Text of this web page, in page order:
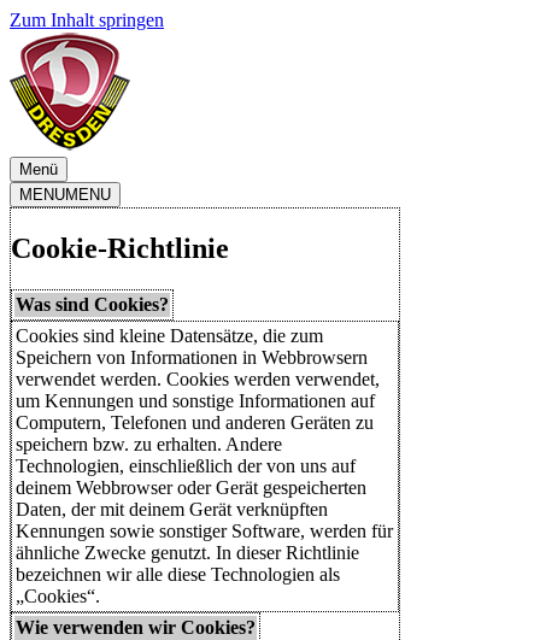
Zum Inhalt springen
Menü
MENUMENU
Cookie-Richtlinie
Was sind Cookies?
Cookies sind kleine Datensätze, die zum
Speichern von Informationen in Webbrowsern
verwendet werden. Cookies werden verwendet,
um Kennungen und sonstige Informationen auf
Computern, Telefonen und anderen Geräten zu
speichern bzw. zu erhalten. Andere
Technologien, einschließlich der von uns auf
deinem Webbrowser oder Gerät gespeicherten
Daten, der mit deinem Gerät verknüpften
Kennungen sowie sonstiger Software, werden für
ähnliche Zwecke genutzt. In dieser Richtlinie
bezeichnen wir alle diese Technologien als
„Cookies“.
Wie verwenden wir Cookies?